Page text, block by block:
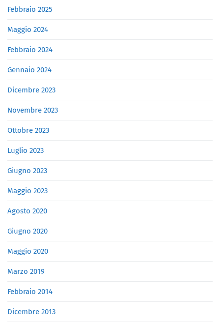
Febbraio 2025
Maggio 2024
Febbraio 2024
Gennaio 2024
Dicembre 2023
Novembre 2023
Ottobre 2023
Luglio 2023
Giugno 2023
Maggio 2023
Agosto 2020
Giugno 2020
Maggio 2020
Marzo 2019
Febbraio 2014
Dicembre 2013